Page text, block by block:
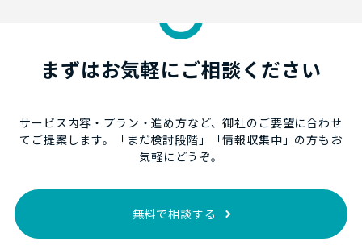
まずはお気軽にご相談ください
サービス内容・プラン・進め方など、御社のご要望に合わせ
てご提案します。「まだ検討段階」「情報収集中」の方もお
気軽にどうぞ。
無料で相談する